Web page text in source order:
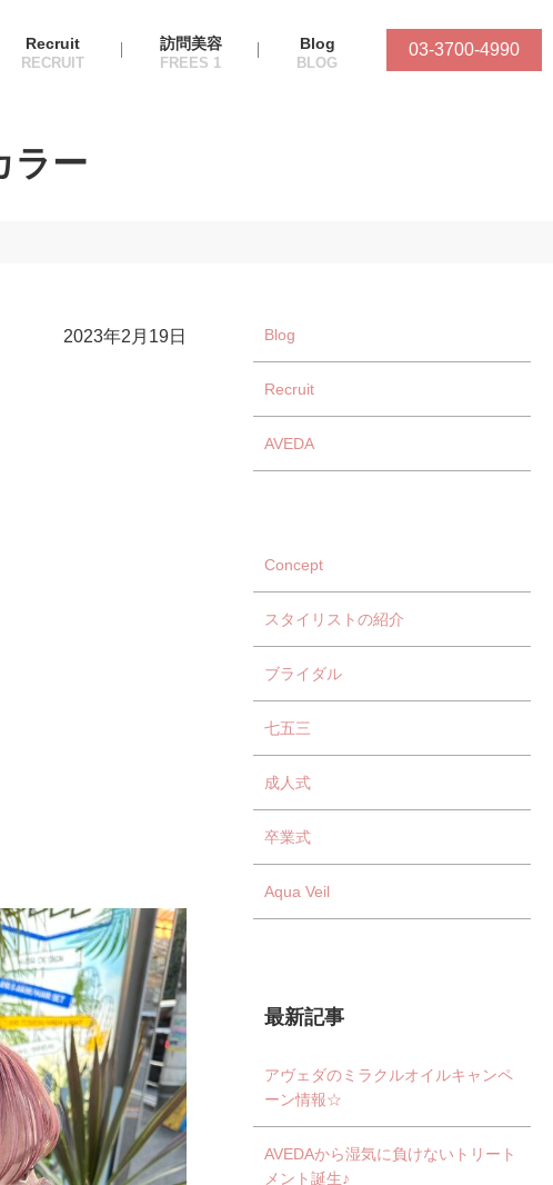
Recruit 訪問美容 Blog 03-3700-4990
ラー
2023年2月19日 Blog
Recruit
AVEDA
Concept
スタイリストの紹介
ブライダル
七五三
成人式
卒業式
Aqua Veil
最新記事
アヴェダのミラクルオイルキャンペ
ーン情報☆
AVEDAから湿気に負けないトリート
メント誕生♪